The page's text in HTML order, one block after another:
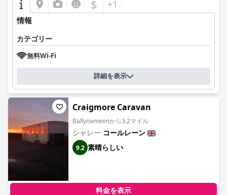
$ +1
情報
カテゴリー
無料Wi-Fi
詳細を表示
Craigmore Caravan
Ballynameenから3.2マイル
シャレー コールレーン
9.2 素晴らしい
料金を表示